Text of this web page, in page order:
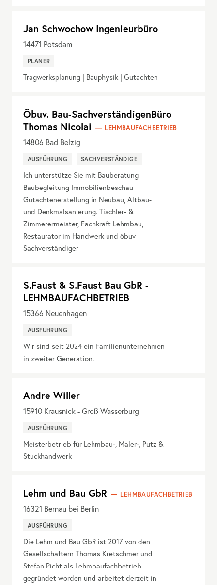
Jan Schwochow Ingenieurbüro
14471 Potsdam
PLANER
Tragwerksplanung | Bauphysik | Gutachten
Öbuv. Bau-SachverständigenBüro
Thomas Nicolai
LEHMBAUFACHBETRIEB
14806 Bad Belzig
AUSFÜHRUNG SACHVERSTÄNDIGE
Ich unterstütze Sie mit Bauberatung
Baubegleitung Immobilienbeschau
Gutachtenerstellung in Neubau, Altbau-
und Denkmalsanierung. Tischler- &
Zimmerermeister, Fachkraft Lehmbau,
Restaurator im Handwerk und öbuv
Sachverständiger
S.Faust & S.Faust Bau GbR -
LEHMBAUFACHBETRIEB
15366 Neuenhagen
AUSFÜHRUNG
Wir sind seit 2024 ein Familienunternehmen
in zweiter Generation.
Andre Willer
15910 Krausnick - Groß Wasserburg
AUSFÜHRUNG
Meisterbetrieb für Lehmbau-, Maler-, Putz &
Stuckhandwerk
Lehm und Bau GbR LEHMBAUFACHBETRIEB
16321 Bernau bei Berlin
AUSFÜHRUNG
Die Lehm und Bau GbR ist 2017 von den
Gesellschaftern Thomas Kretschmer und
Stefan Picht als Lehmbaufachbetrieb
gegründet worden und arbeitet derzeit in